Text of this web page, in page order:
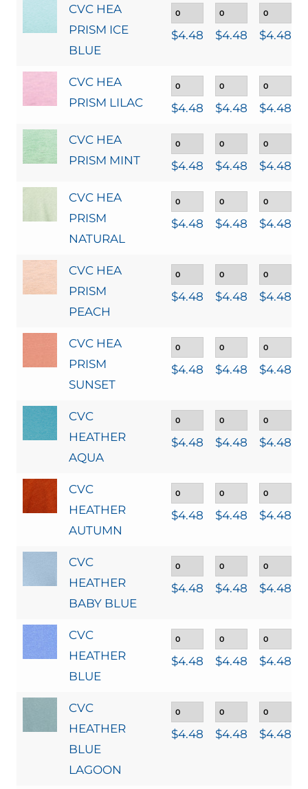
CVC HEA
PRISM ICE
BLUE
$4.48 $4.48 $4.48
CVC HEA
PRISM LILAC
$4.48 $4.48 $4.48
CVC HEA
PRISM MINT
$4.48 $4.48 $4.48
CVC HEA
PRISM
NATURAL
$4.48 $4.48 $4.48
CVC HEA
PRISM
PEACH
$4.48 $4.48 $4.48
CVC HEA
PRISM
SUNSET
$4.48 $4.48 $4.48
CVC
HEATHER
AQUA
$4.48 $4.48 $4.48
CVC
HEATHER
AUTUMN
$4.48 $4.48 $4.48
CVC
HEATHER
BABY BLUE
$4.48 $4.48 $4.48
CVC
HEATHER
BLUE
$4.48 $4.48 $4.48
CVC
HEATHER
BLUE
LAGOON
$4.48 $4.48 $4.48